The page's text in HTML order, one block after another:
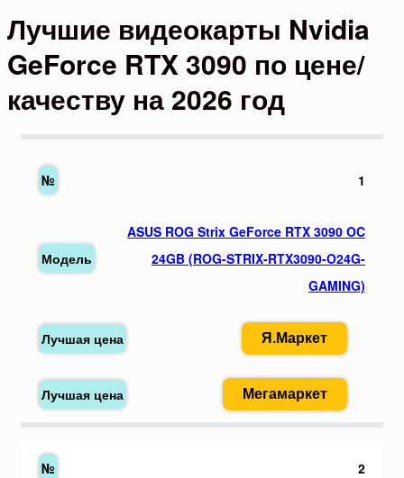
Лучшие видеокарты Nvidia
GeForce RTX 3090 по цене/
качеству на 2026 год
1
ASUS ROG Strix GeForce RTX 3090 OC
24GB (ROG-STRIX-RTX3090-O24G-
GAMING)
Я.Маркет
Мегамаркет
2